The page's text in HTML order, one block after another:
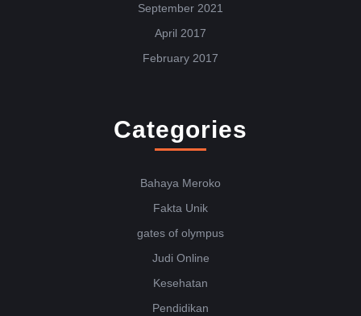
September 2021
April 2017
February 2017
Categories
Bahaya Meroko
Fakta Unik
gates of olympus
Judi Online
Kesehatan
Pendidikan